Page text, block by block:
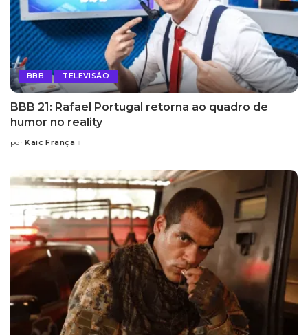
BBB TELEVISÃO
BBB 21: Rafael Portugal retorna ao quadro de
humor no reality
Posted
por Kaic França